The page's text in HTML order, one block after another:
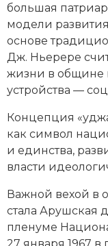
большая
модели
основе
Дж. Ньерере
жизни в общине
устройства —
Концепция
как символ
и единства,
власти
Важной вехой в
стала Арушская
пленуме